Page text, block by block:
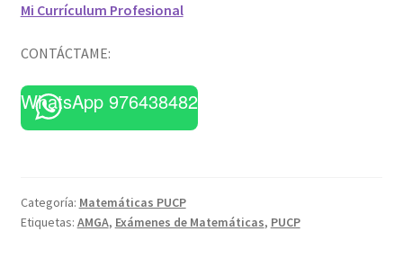
Mi Currículum Profesional
CONTÁCTAME:
WhatsApp 976438482
Categoría: Matemáticas PUCP
Etiquetas: AMGA, Exámenes de Matemáticas, PUCP